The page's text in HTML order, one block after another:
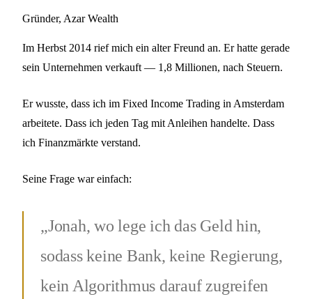
Gründer, Azar Wealth
Im Herbst 2014 rief mich ein alter Freund an. Er hatte gerade
sein Unternehmen verkauft — 1,8 Millionen, nach Steuern.
Er wusste, dass ich im Fixed Income Trading in Amsterdam
arbeitete. Dass ich jeden Tag mit Anleihen handelte. Dass
ich Finanzmärkte verstand.
Seine Frage war einfach:
„Jonah, wo lege ich das Geld hin,
sodass keine Bank, keine Regierung,
kein Algorithmus darauf zugreifen